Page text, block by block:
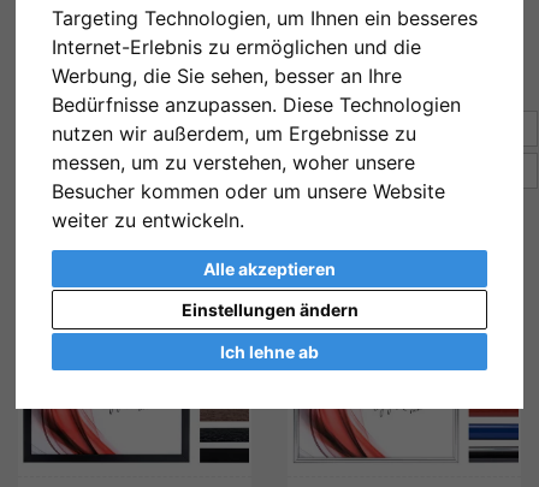
Targeting Technologien, um Ihnen ein besseres
Internet-Erlebnis zu ermöglichen und die
Werbung, die Sie sehen, besser an Ihre
Bedürfnisse anzupassen. Diese Technologien
nutzen wir außerdem, um Ergebnisse zu
messen, um zu verstehen, woher unsere
Besucher kommen oder um unsere Website
weiter zu entwickeln.
Alle akzeptieren
Ich lehne ab
Einstellungen ändern
← Zurück 1 2 3 4 5 ... 43 Weiter →
Sortierung:Preis
Artikel pro Seite12